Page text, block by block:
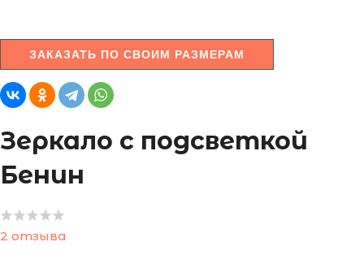
ЗАКАЗАТЬ ПО СВОИМ РАЗМЕРАМ
Зеркало с подсветкой
Бенин
2 отзыва